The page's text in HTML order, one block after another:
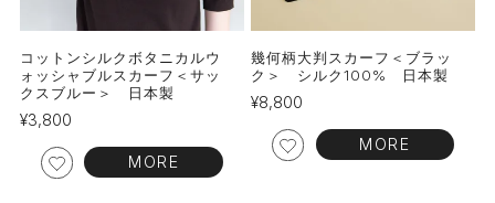
コットンシルクボタニカルウ
ォッシャブルスカーフ＜サッ
クスブルー＞ 日本製
¥3,800
MORE
幾何柄大判スカーフ＜ブラッ
ク＞ シルク100% 日本製
¥8,800
MORE